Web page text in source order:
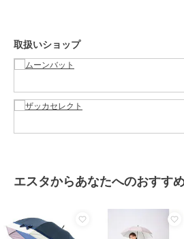
■ご使用上の注意■
・ステッキとして使用するなど、傘本来
視野の妨げ、事故・破損の原因となる恐れ
・ハンドクリームや日焼け止めクリーム
の原因になる場合があります。
取扱いショップ
エスタからあなたへのおすす